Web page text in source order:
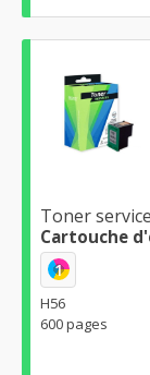
Toner
Cartouche
1
H56
600 pages